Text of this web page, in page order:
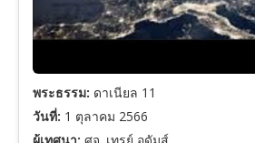
สุภาษิต
ปัญญาจารย์
พระธรรม: ดาเนียล 11
วันที่: 1 ตุลาคม 2566